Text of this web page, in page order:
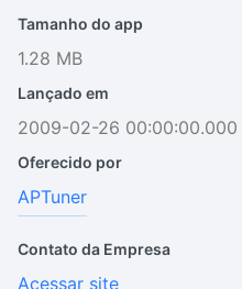
Tamanho do app
1.28 MB
Lançado em
2009-02-26 00:00:00.000
Oferecido por
APTuner
Contato da Empresa
Acessar site